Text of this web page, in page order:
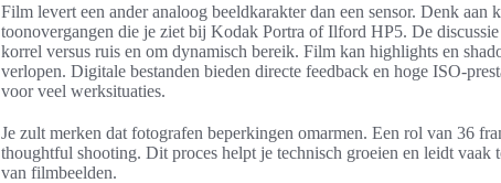
Film levert een ander analoog beeldkarakter dan een sensor. Denk aan
toonovergangen die je ziet bij Kodak Portra of Ilford HP5. De
korrel versus ruis en om dynamisch bereik. Film kan highlights en
verlopen. Digitale bestanden bieden directe feedback en hoge ISO-
voor veel werksituaties.
Je zult merken dat fotografen beperkingen omarmen. Een rol van 36
thoughtful shooting. Dit proces helpt je technisch groeien en leidt vaak
van filmbeelden.